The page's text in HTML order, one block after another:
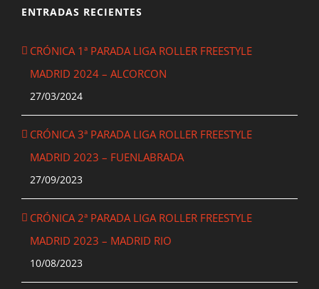
ENTRADAS RECIENTES
CRÓNICA 1ª PARADA LIGA ROLLER FREESTYLE
MADRID 2024 – ALCORCON
27/03/2024
CRÓNICA 3ª PARADA LIGA ROLLER FREESTYLE
MADRID 2023 – FUENLABRADA
27/09/2023
CRÓNICA 2ª PARADA LIGA ROLLER FREESTYLE
MADRID 2023 – MADRID RIO
10/08/2023